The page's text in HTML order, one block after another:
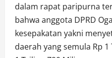
dalam rapat paripurna
bahwa anggota DPRD
kesepakatan yakni
daerah yang semula Rp